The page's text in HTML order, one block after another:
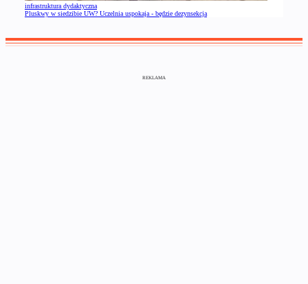
infrastruktura dydaktyczna
Pluskwy w siedzibie UW? Uczelnia uspokaja - będzie dezynsekcja
REKLAMA